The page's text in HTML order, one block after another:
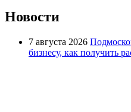
Новости
7 августа 2026
бизнесу, как получить